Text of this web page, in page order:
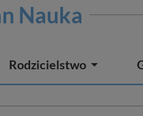
Nauka
Rodzicielstwo